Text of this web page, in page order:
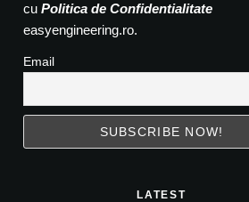
cu Politica de Confidentialitate
easyengineering.ro.
Email
LATEST